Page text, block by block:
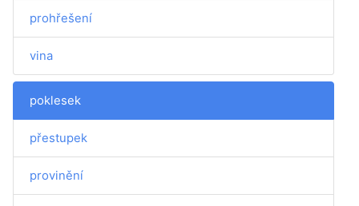
prohřešení
vina
poklesek
přestupek
provinění